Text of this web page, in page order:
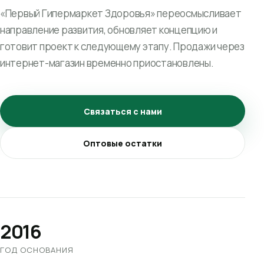
«Первый Гипермаркет Здоровья» переосмысливает
направление развития, обновляет концепцию и
готовит проект к следующему этапу. Продажи через
интернет-магазин временно приостановлены.
Связаться с нами
Оптовые остатки
2016
ГОД ОСНОВАНИЯ